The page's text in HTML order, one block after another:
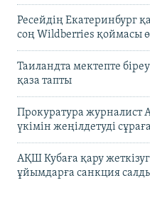
Ресейдің Екатеринбург
соң Wildberries қоймасы
Таиландта мектепте
қаза тапты
Прокуратура журналист
үкімін жеңілдетуді
АҚШ Кубаға қару
ұйымдарға санкция